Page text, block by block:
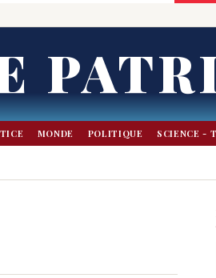
MONDE POLITIQUE SCIENCE -